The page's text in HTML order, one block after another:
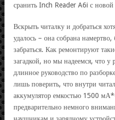
сранить Inch Reader A6i с
Вскрыть читалку и добраться
удалось – она собрана
забраться. Как ремонтируют
загадкой, но мы надеемся, что у
длинное руководство по
лишь поверить, что внутри
аккумулятор емкостью 1500
предварительно немного